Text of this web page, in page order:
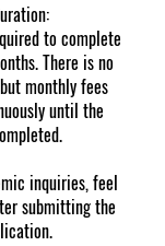
to complete
There is no
monthly fees
until the
inquiries, feel
submitting the